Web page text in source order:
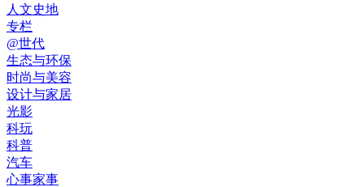
人文史地
专栏
@世代
生态与环保
时尚与美容
设计与家居
光影
科玩
科普
汽车
心事家事